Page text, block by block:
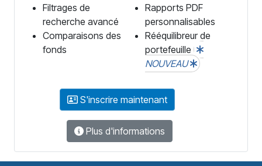
Filtrages de
recherche avancé
Comparaisons des
fonds
Rapports PDF
personnalisables
Rééquilibreur de
portefeuille
NOUVEAU
S'inscrire maintenant
Plus d'informations